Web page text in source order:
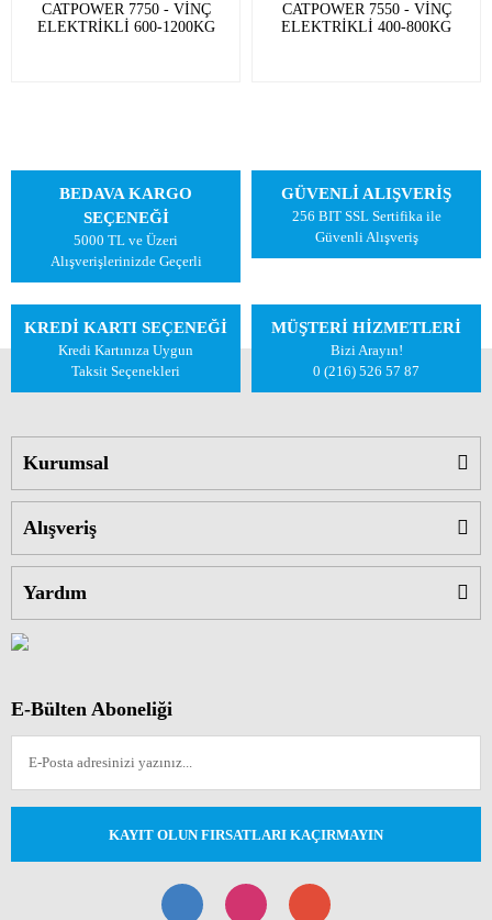
CATPOWER 7750 - VİNÇ
ELEKTRİKLİ 600-1200KG
CATPOWER 7550 - VİNÇ
ELEKTRİKLİ 400-800KG
BEDAVA KARGO
SEÇENEĞİ
5000 TL ve Üzeri
Alışverişlerinizde Geçerli
GÜVENLİ ALIŞVERİŞ
256 BIT SSL Sertifika ile
Güvenli Alışveriş
KREDİ KARTI SEÇENEĞİ
Kredi Kartınıza Uygun
Taksit Seçenekleri
MÜŞTERİ HİZMETLERİ
Bizi Arayın!
0 (216) 526 57 87
Kurumsal
Alışveriş
Yardım
E-Bülten Aboneliği
KAYIT OLUN FIRSATLARI KAÇIRMAYIN